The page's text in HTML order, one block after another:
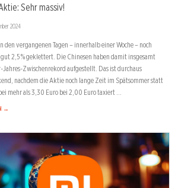
Sehr massiv!
2024
den vergangenen Tagen – innerhalb einer Woche – noch
2,5 % geklettert. Die Chinesen haben damit insgesamt
Jahres-Zwischenrekord aufgestellt. Das ist durchaus
nachdem die Aktie noch lange Zeit im Spätsommer statt
mehr als 3,30 Euro bei 2,00 Euro taxiert …
→